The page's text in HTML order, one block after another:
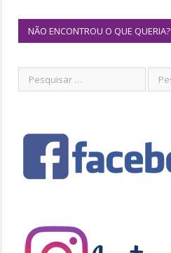
NÃO ENCONTROU O QUE QUERIA?